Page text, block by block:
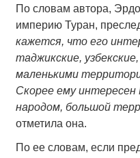
По словам автора,
империю Туран,
кажется, что его
таджикские,
маленькими
Скорее ему интересен
народом, большой
отметила она.
По ее словам, если